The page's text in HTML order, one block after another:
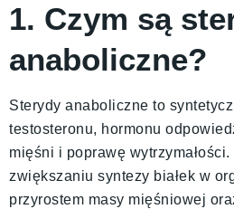
1. Czym są
anaboliczne?
Sterydy anaboliczne to
testosteronu, hormonu
mięśni i poprawę
zwiększaniu syntezy białek w
przyrostem masy mięśniowej